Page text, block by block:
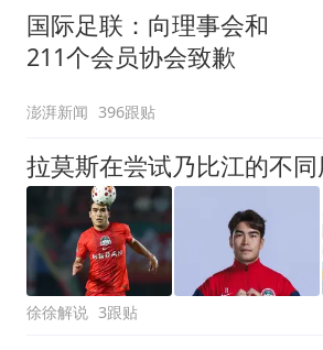
国际足联：向理事会和
211个会员协会致歉
澎湃新闻 396跟贴
徐徐解说 3跟贴